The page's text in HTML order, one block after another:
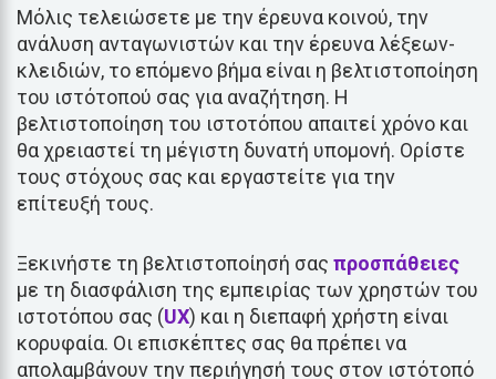
Μόλις τελειώσετε με την έρευνα κοινού, την
ανάλυση ανταγωνιστών και την έρευνα λέξεων-
κλειδιών, το επόμενο βήμα είναι η βελτιστοποίηση
του ιστότοπού σας για αναζήτηση. Η
βελτιστοποίηση του ιστοτόπου απαιτεί χρόνο και
θα χρειαστεί τη μέγιστη δυνατή υπομονή. Ορίστε
τους στόχους σας και εργαστείτε για την
επίτευξή τους.
Ξεκινήστε τη βελτιστοποίησή σας προσπάθειες
με τη διασφάλιση της εμπειρίας των χρηστών του
ιστοτόπου σας (UX) και η διεπαφή χρήστη είναι
κορυφαία. Οι επισκέπτες σας θα πρέπει να
απολαμβάνουν την περιήγησή τους στον ιστότοπό